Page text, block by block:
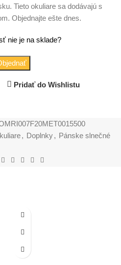
Tieto okuliare sa dodávajú s
Objednajte ešte dnes.
nie je na sklade?
Pridať do Wishlistu
, Doplnky, Pánske slnečné